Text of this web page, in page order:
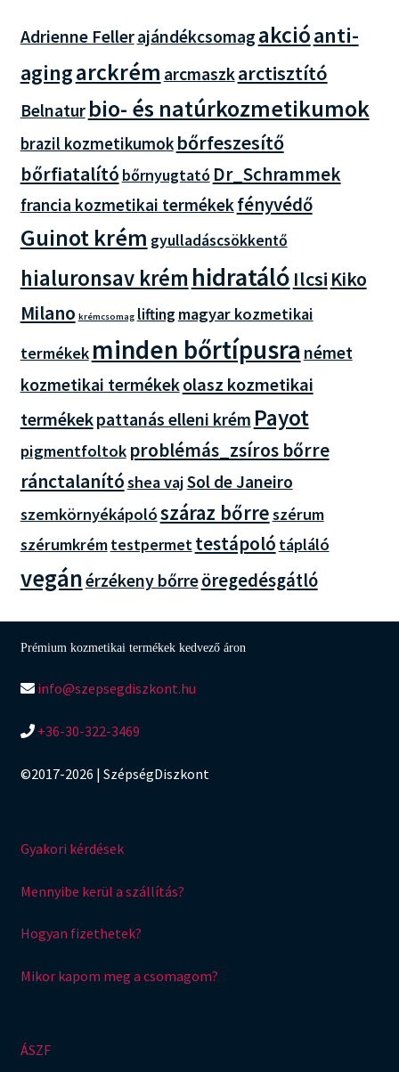
Adrienne Fellerajándékcsomag akcióanti-
agingarckrém arcmaszkarctisztító
Belnatur bio- és natúrkozmetikumok
brazil kozmetikumok bőrfeszesítő
bőrfiatalító bőrnyugtató Dr_Schrammek
francia kozmetikai termékekfényvédő
Guinot krém gyulladáscsökkentő
hialuronsav krémhidratáló Ilcsi Kiko
Milano krémcsomag lifting magyar kozmetikai
termékek minden bőrtípusra német
kozmetikai termékekolasz kozmetikai
termékekpattanás elleni krém Payot
pigmentfoltok problémás_zsíros bőrre
ránctalanítóshea vajSol de Janeiro
szemkörnyékápolószáraz bőrreszérum
szérumkrémtestpermettestápoló tápláló
vegánérzékeny bőrreöregedésgátló
Prémium kozmetikai termékek kedvező áron
info@szepsegdiszkont.hu
+36-30-322-3469
©2017-2026 | SzépségDiszkont
Gyakori kérdések
Mennyibe kerül a szállítás?
Hogyan fizethetek?
Mikor kapom meg a csomagom?
ÁSZF